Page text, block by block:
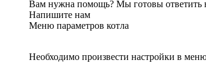
Вам нужна помощь? Мы готовы
Напишите нам
Меню параметров котла
Необходимо произвести настройки в меню